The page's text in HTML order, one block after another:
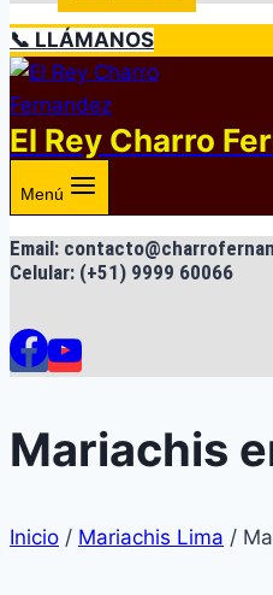
📞 LLÁMANOS
El Rey Charro
Menú
Email:
Celular: (+51) 9999 60066
Mariachis
Inicio / Mariachis Lima /